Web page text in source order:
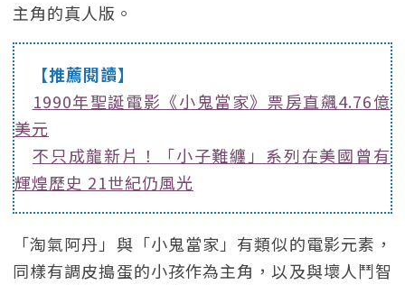
主角的真人版。
【推薦閱讀】
1990年聖誕電影《小鬼當家》票房直飆4.76億
美元
不只成龍新片！「小子難纏」系列在美國曾有
輝煌歷史 21世紀仍風光
「淘氣阿丹」與「小鬼當家」有類似的電影元素，
同樣有調皮搗蛋的小孩作為主角，以及與壞人鬥智